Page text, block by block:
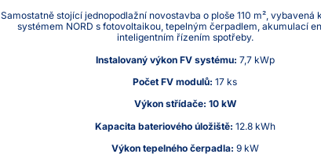
Samostatně stojící jednopodlažní novostavba o ploše 110 m², vybavená
systémem NORD s fotovoltaikou, tepelným čerpadlem, akumulací
inteligentním řízením spotřeby.
Instalovaný výkon FV systému: 7,7 kWp
Počet FV modulů: 17 ks
Výkon střídače: 10 kW
Kapacita bateriového úložiště: 12.8 kWh
Výkon tepelného čerpadla: 9 kW